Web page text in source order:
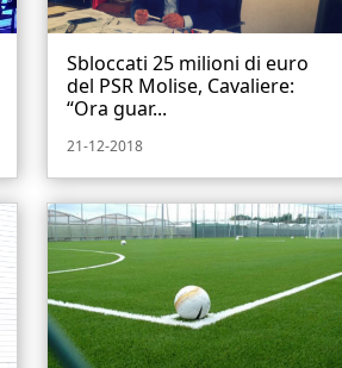
Sbloccati 25 milioni di euro
del PSR Molise, Cavaliere:
“Ora guar...
21-12-2018